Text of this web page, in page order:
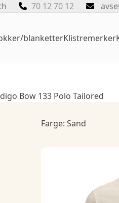
70 12 70 12
blanketterKlistremerker
Bow 133 Polo Tailored
Farge: Sand